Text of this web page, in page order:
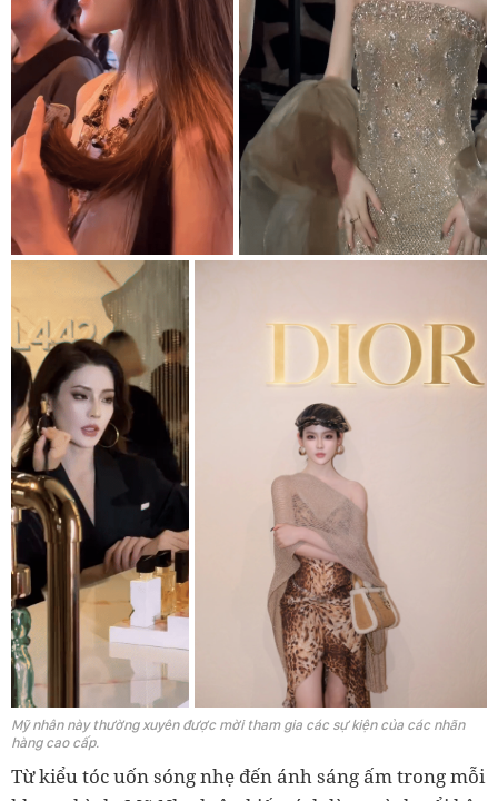
Mỹ nhân này thường xuyên được mời tham gia các sự kiện của các nhãn
hàng cao cấp.
Từ kiểu tóc uốn sóng nhẹ đến ánh sáng ấm trong mỗi